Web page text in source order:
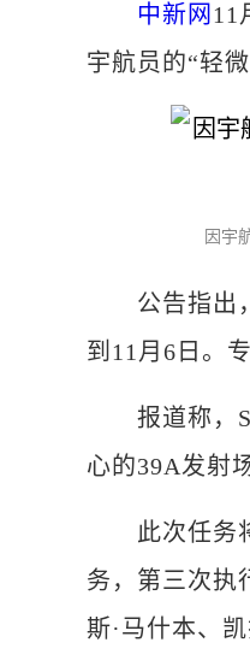
中新网 11
宇航员的“轻
因宇
公告指出，
到11月6日。
报道称，
心的39A发射
此次任务将
务，第三次执
斯·马什本、